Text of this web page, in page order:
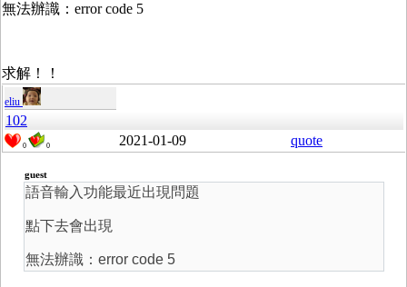
無法辦識：error code 5
求解！！
eliu
102
0 0 2021-01-09 quote
guest
語音輸入功能最近出現問題
點下去會出現
無法辦識：error code 5